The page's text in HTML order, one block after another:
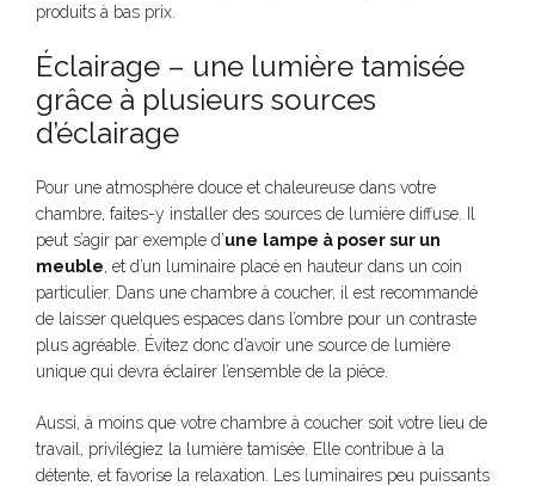
produits à bas prix.
Éclairage – une lumière tamisée
grâce à plusieurs sources
d’éclairage
Pour une atmosphère douce et chaleureuse dans votre
chambre, faites-y installer des sources de lumière diffuse. Il
peut s’agir par exemple d’une lampe à poser sur un
meuble, et d’un luminaire placé en hauteur dans un coin
particulier. Dans une chambre à coucher, il est recommandé
de laisser quelques espaces dans l’ombre pour un contraste
plus agréable. Évitez donc d’avoir une source de lumière
unique qui devra éclairer l’ensemble de la pièce.
Aussi, à moins que votre chambre à coucher soit votre lieu de
travail, privilégiez la lumière tamisée. Elle contribue à la
détente, et favorise la relaxation. Les luminaires peu puissants